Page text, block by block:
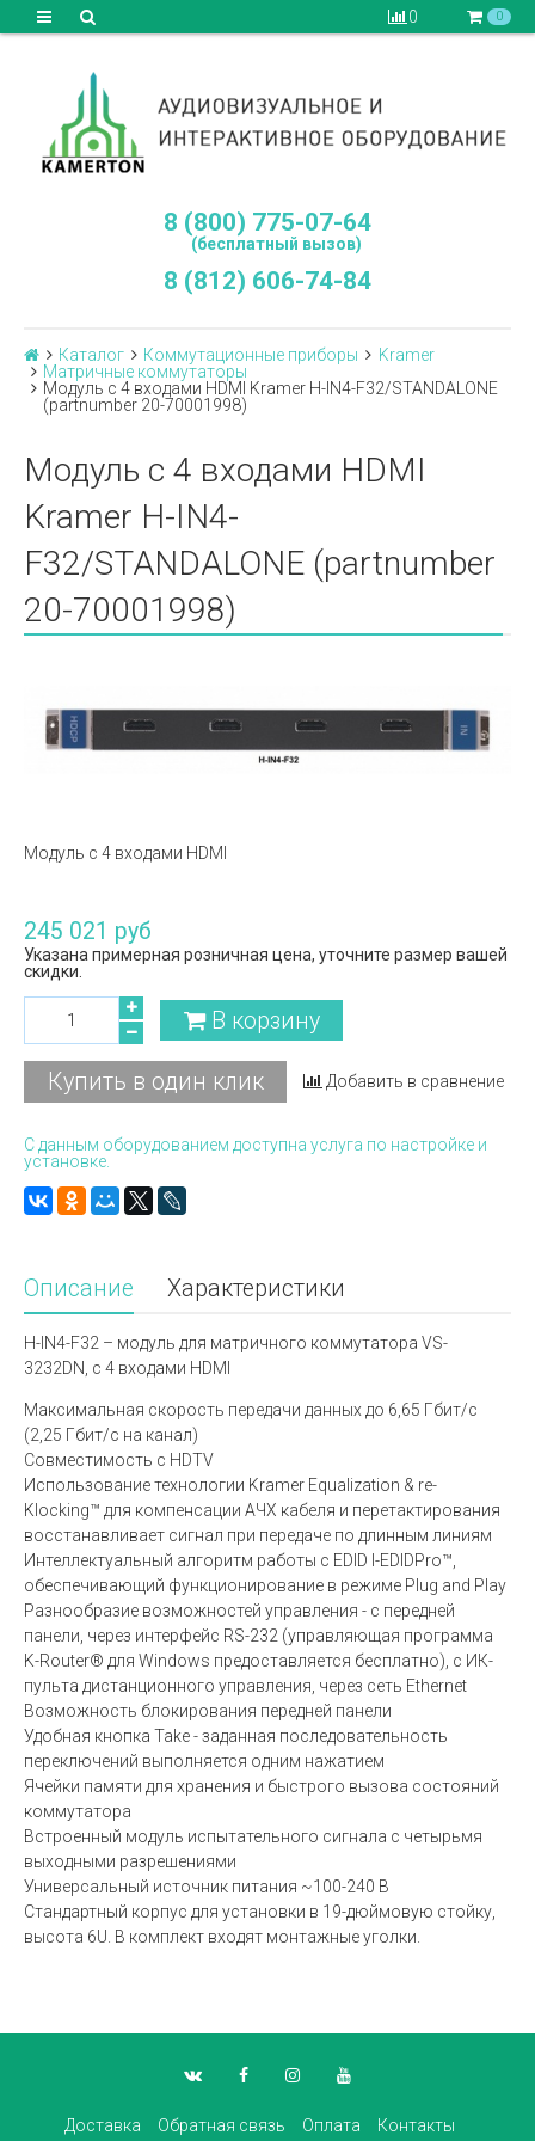
0 0
8 (800) 775-07-64
(бесплатный вызов)
8 (812) 606-74-84
Каталог Коммутационные приборы
Kramer
Матричные коммутаторы
Модуль c 4 входами HDMI Kramer H-IN4-F32/STANDALONE
(partnumber 20-70001998)
Модуль c 4 входами HDMI
Kramer H-IN4-
F32/STANDALONE (partnumber
20-70001998)
Модуль c 4 входами HDMI
245 021 руб
Указана примерная розничная цена, уточните размер вашей
скидки.
В корзину
Купить в один клик Добавить в сравнение
С данным оборудованием доступна услуга по настройке и
установке.
Описание Характеристики
H-IN4-F32 – модуль для матричного коммутатора VS-
3232DN, c 4 входами HDMI
Максимальная скорость передачи данных до 6,65 Гбит/с
(2,25 Гбит/с на канал)
Совместимость с HDTV
Использование технологии Kramer Equalization & re-
Klocking™ для компенсации АЧХ кабеля и перетактирования
восстанавливает сигнал при передаче по длинным линиям
Интеллектуальный алгоритм работы с EDID I-EDIDPro™,
обеспечивающий функционирование в режиме Plug and Play
Разнообразие возможностей управления - с передней
панели, через интерфейс RS-232 (управляющая программа
K-Router® для Windows предоставляется бесплатно), с ИК-
пульта дистанционного управления, через сеть Ethernet
Возможность блокирования передней панели
Удобная кнопка Take - заданная последовательность
переключений выполняется одним нажатием
Ячейки памяти для хранения и быстрого вызова состояний
коммутатора
Встроенный модуль испытательного сигнала с четырьмя
выходными разрешениями
Универсальный источник питания ~100-240 В
Стандартный корпус для установки в 19-дюймовую стойку,
высота 6U. В комплект входят монтажные уголки.
Доставка Обратная связь Оплата Контакты